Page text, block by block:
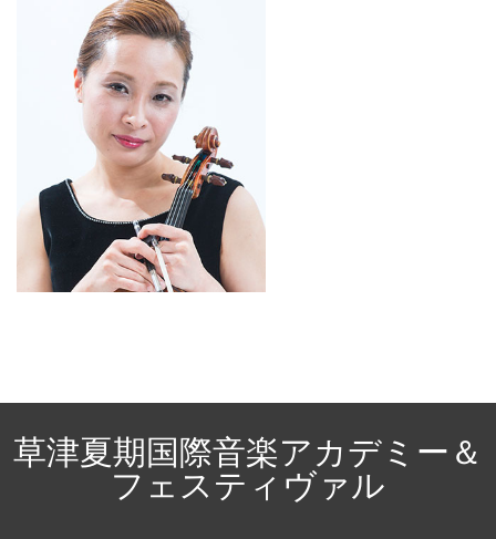
草津夏期国際音楽アカデミー＆
フェスティヴァル